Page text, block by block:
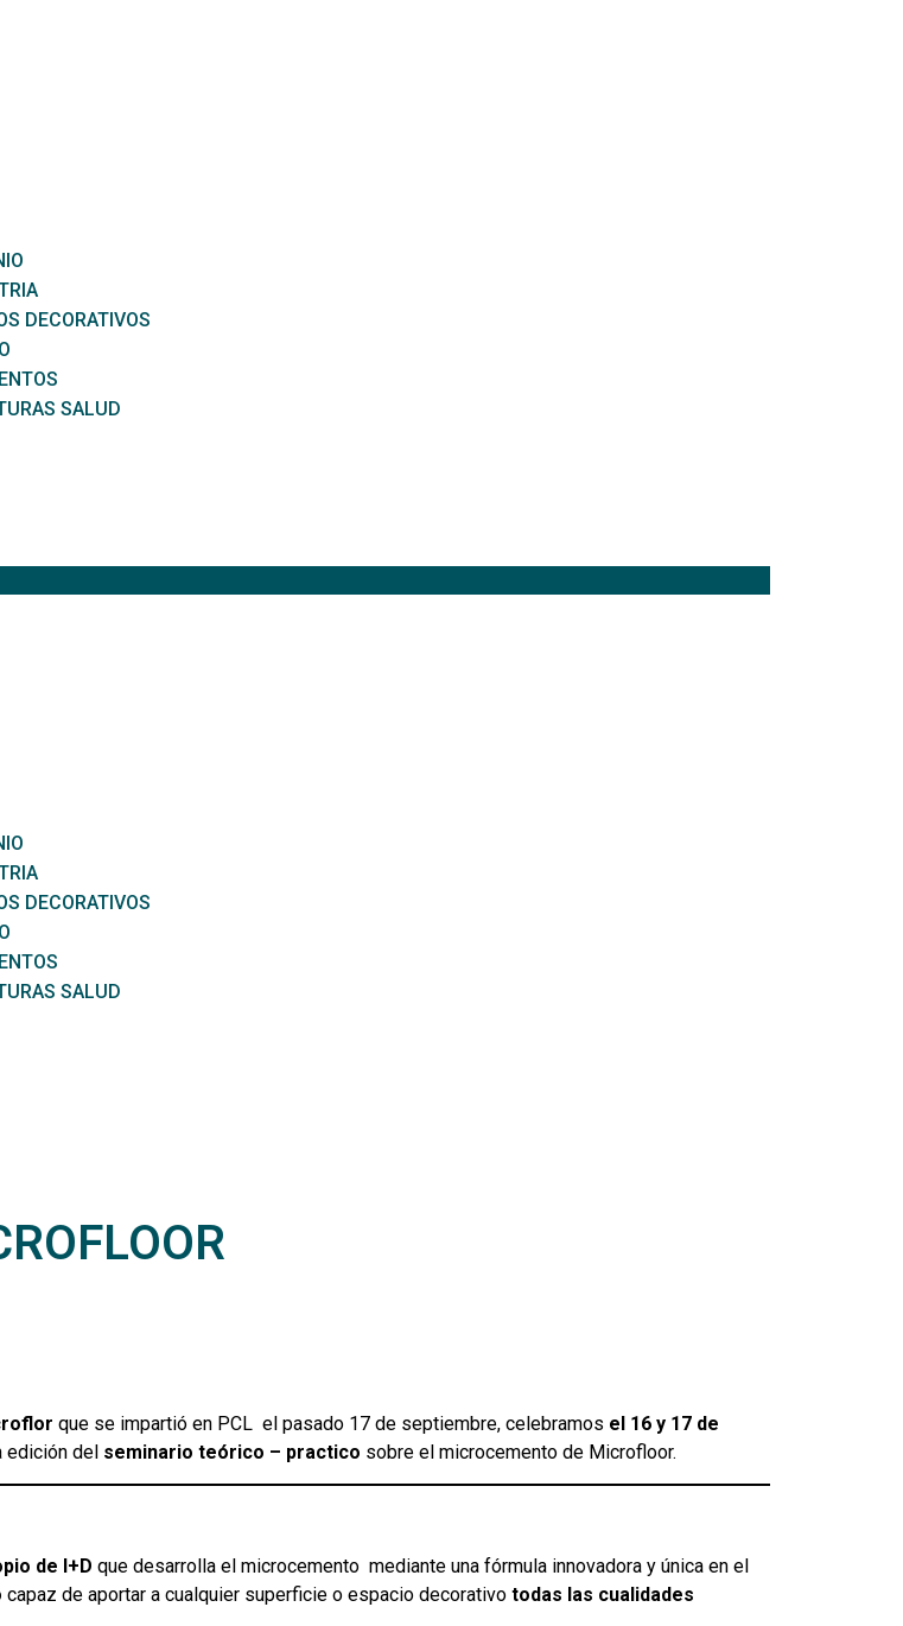
DECORATIVOS
SALUD
DECORATIVOS
SALUD
que se impartió en PCL el pasado 17 de septiembre, celebramos el 16 y 17 de
edición del seminario teórico – practico sobre el microcemento de Microfloor.
de I+D que desarrolla el microcemento mediante una fórmula innovadora y única en el
capaz de aportar a cualquier superficie o espacio decorativo todas las cualidades